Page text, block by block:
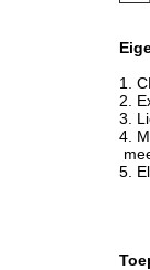
1.
2.
3.
4.
5.